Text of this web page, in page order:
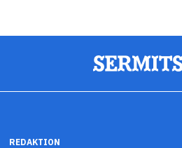
REDAKTION